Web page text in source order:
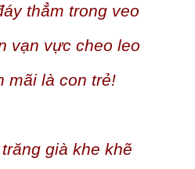
thẳm trong veo
vạn vực cheo leo
mãi là con trẻ!
già khe khẽ